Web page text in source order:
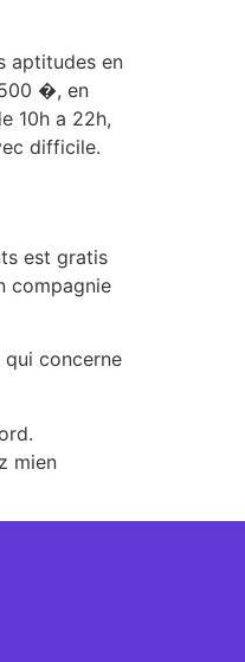
aptitudes en
�, en
10h a 22h,
difficile.
est gratis
compagnie
concerne
mien